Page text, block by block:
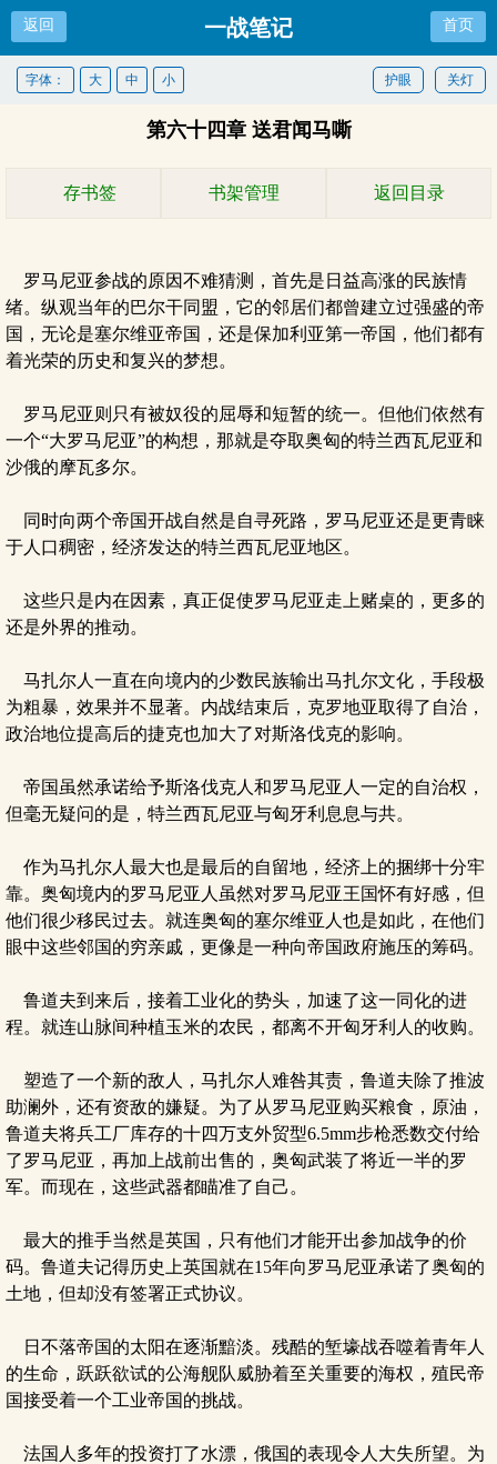
返回 一战笔记 首页
关灯
护眼
字体： 大 中 小
第六十四章 送君闻马嘶
存书签 书架管理 返回目录
罗马尼亚参战的原因不难猜测，首先是日益高涨的民族情
绪。纵观当年的巴尔干同盟，它的邻居们都曾建立过强盛的帝
国，无论是塞尔维亚帝国，还是保加利亚第一帝国，他们都有
着光荣的历史和复兴的梦想。
罗马尼亚则只有被奴役的屈辱和短暂的统一。但他们依然有
一个“大罗马尼亚”的构想，那就是夺取奥匈的特兰西瓦尼亚和
沙俄的摩瓦多尔。
同时向两个帝国开战自然是自寻死路，罗马尼亚还是更青睐
于人口稠密，经济发达的特兰西瓦尼亚地区。
这些只是内在因素，真正促使罗马尼亚走上赌桌的，更多的
还是外界的推动。
马扎尔人一直在向境内的少数民族输出马扎尔文化，手段极
为粗暴，效果并不显著。内战结束后，克罗地亚取得了自治，
政治地位提高后的捷克也加大了对斯洛伐克的影响。
帝国虽然承诺给予斯洛伐克人和罗马尼亚人一定的自治权，
但毫无疑问的是，特兰西瓦尼亚与匈牙利息息与共。
作为马扎尔人最大也是最后的自留地，经济上的捆绑十分牢
靠。奥匈境内的罗马尼亚人虽然对罗马尼亚王国怀有好感，但
他们很少移民过去。就连奥匈的塞尔维亚人也是如此，在他们
眼中这些邻国的穷亲戚，更像是一种向帝国政府施压的筹码。
鲁道夫到来后，接着工业化的势头，加速了这一同化的进
程。就连山脉间种植玉米的农民，都离不开匈牙利人的收购。
塑造了一个新的敌人，马扎尔人难咎其责，鲁道夫除了推波
助澜外，还有资敌的嫌疑。为了从罗马尼亚购买粮食，原油，
鲁道夫将兵工厂库存的十四万支外贸型6.5mm步枪悉数交付给
了罗马尼亚，再加上战前出售的，奥匈武装了将近一半的罗
军。而现在，这些武器都瞄准了自己。
最大的推手当然是英国，只有他们才能开出参加战争的价
码。鲁道夫记得历史上英国就在15年向罗马尼亚承诺了奥匈的
土地，但却没有签署正式协议。
日不落帝国的太阳在逐渐黯淡。残酷的堑壕战吞噬着青年人
的生命，跃跃欲试的公海舰队威胁着至关重要的海权，殖民帝
国接受着一个工业帝国的挑战。
法国人多年的投资打了水漂，俄国的表现令人大失所望。为